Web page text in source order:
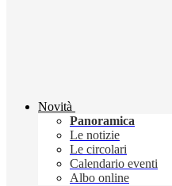
Novità
Panoramica
Le notizie
Le circolari
Calendario eventi
Albo online